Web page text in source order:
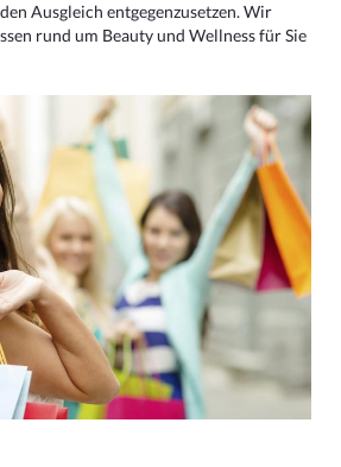
Ausgleich entgegenzusetzen. Wir
rund um Beauty und Wellness für Sie